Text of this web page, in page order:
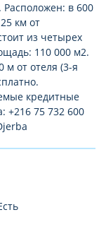
Расположен: в 600
км от
из четырех
110 000 м2.
от отеля (3-я
кредитные
+216 75 732 600